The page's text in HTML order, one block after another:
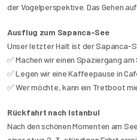
der Vogelperspektive. Das Gehen
Ausflug zum Sapanca-See
Unser letzter Halt ist der Sapanca-
✅ Machen wir einen Spaziergang
✅ Legen wir eine Kaffeepause in
✅ Wer möchte, kann ein Tretboot
Rückfahrt nach Istanbul
Nach den schönen Momenten am